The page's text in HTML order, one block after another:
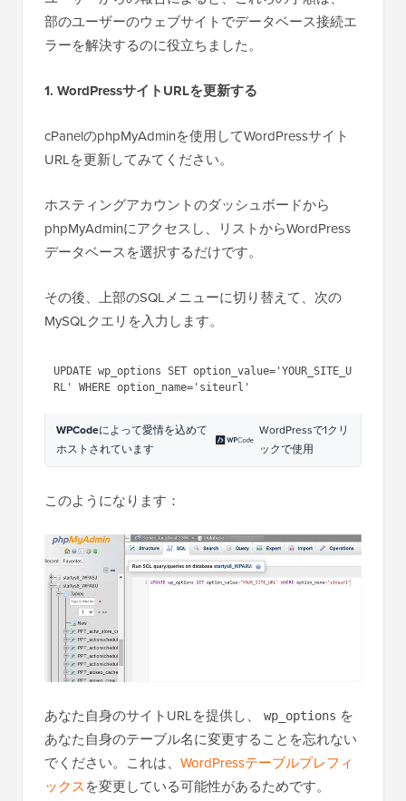
部のユーザーのウェブサイトでデータベース接続エ
ラーを解決するのに役立ちました。
1. WordPressサイトURLを更新する
cPanelのphpMyAdminを使用してWordPressサイト
URLを更新してみてください。
ホスティングアカウントのダッシュボードから
phpMyAdminにアクセスし、リストからWordPress
データベースを選択するだけです。
その後、上部のSQLメニューに切り替えて、次の
MySQLクエリを入力します。
UPDATE wp_options SET option_value='YOUR_SITE_U
WPCodeによって愛情を込めて
ホストされています
WordPressで1クリ
ックで使用
このようになります：
あなた自身のサイトURLを提供し、 wp_options を
あなた自身のテーブル名に変更することを忘れない
でください。これは、 WordPressテーブルプレフィ
ックスを変更している可能性があるためです。